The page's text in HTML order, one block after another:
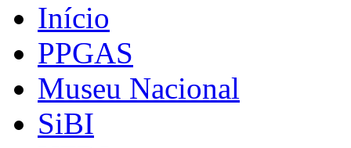
Início
PPGAS
Museu Nacional
SiBI